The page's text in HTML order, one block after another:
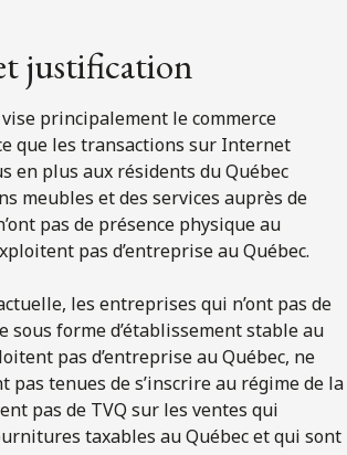
justification
principalement le commerce
que les transactions sur Internet
en plus aux résidents du Québec
meubles et des services auprès de
pas de présence physique au
pas d’entreprise au Québec.
les entreprises qui n’ont pas de
sous forme d’établissement stable au
pas d’entreprise au Québec, ne
pas tenues de s’inscrire au régime de la
pas de TVQ sur les ventes qui
taxables au Québec et qui sont